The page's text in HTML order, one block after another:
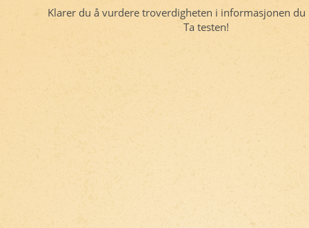
Klarer du å vurdere troverdigheten i informasjonen du
Ta testen!